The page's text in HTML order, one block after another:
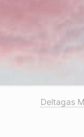
Deltagas